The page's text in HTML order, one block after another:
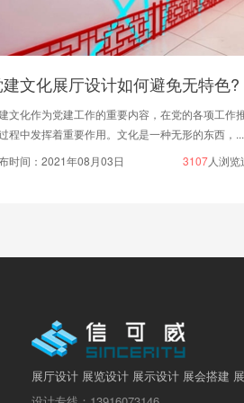
2026年展厅设计公司哪家好？
信可威从 2004年就开始做展厅设计，这么多年一直
着 “好创意 + 新科技” 做事，能从头到尾搞定展厅的
发布时间：2025年11月28日
784人浏
展厅设计 展览设计 展示设计 展会搭建